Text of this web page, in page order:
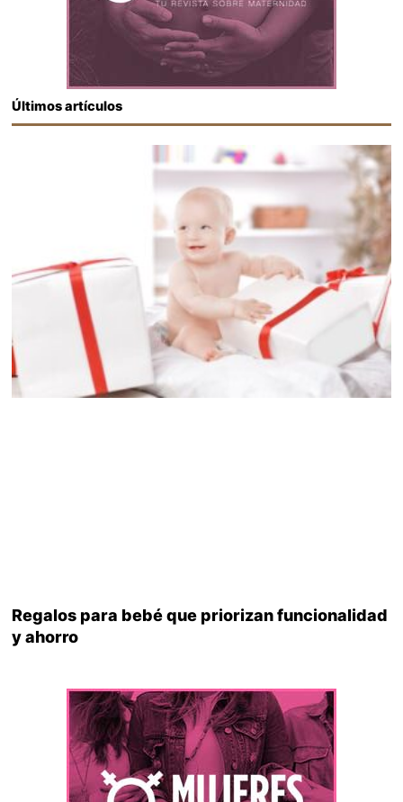
Últimos artículos
Regalos para bebé que priorizan funcionalidad
y ahorro